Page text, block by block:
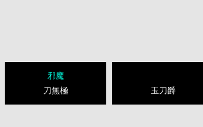
邪魔
刀無極
玉刀爵